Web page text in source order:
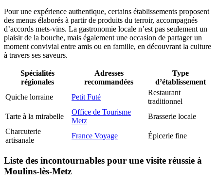
Pour une expérience authentique, certains établissements proposent
des menus élaborés à partir de produits du terroir, accompagnés
d’accords mets-vins. La gastronomie locale n’est pas seulement un
plaisir de la bouche, mais également une occasion de partager un
moment convivial entre amis ou en famille, en découvrant la culture
à travers ses saveurs.
Spécialités
régionales
Adresses
recommandées
Type
d’établissement
Quiche lorraine
Petit Futé
Restaurant
traditionnel
Tarte à la mirabelle
Office de Tourisme
Metz
Brasserie locale
Charcuterie
artisanale
France Voyage Épicerie fine
Liste des incontournables pour une visite réussie à
Moulins-lès-Metz